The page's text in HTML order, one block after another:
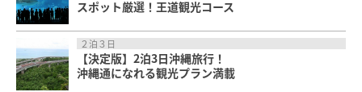
スポット厳選！王道観光コース
２泊３日
【決定版】2泊3日沖縄旅行！
沖縄通になれる観光プラン満載